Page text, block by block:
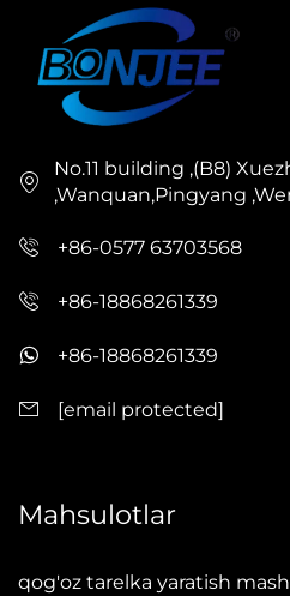
No.11 building ,(B8)
,Wanquan,Pingyang
+86-0577 63703568
+86-18868261339
+86-18868261339
[email protected]
Mahsulotlar
qog'oz tarelka yaratish